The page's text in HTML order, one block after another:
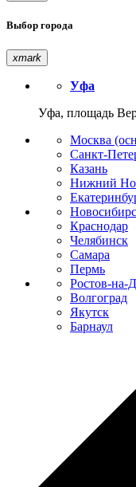
Выбор города
xmark
Уфа
Уфа, площадь
Москва
Санкт-
Казань
Нижний
Краснодар
Челябинск
Самара
Пермь
Ростов-на-
Волгоград
Якутск
Барнаул